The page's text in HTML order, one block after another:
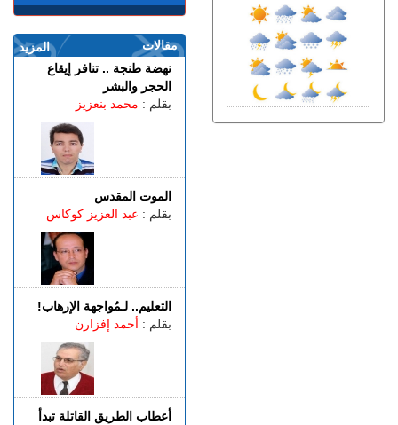
المزيد
مقالات
نهضة طنجة .. تنافر إيقاع
الحجر والبشر
بقلم : محمد بنعزيز
الموت المقدس
بقلم : عبد العزيز كوكاس
التعليم.. لـمُواجهة الإرهاب!
بقلم : أحمد إفزارن
أعطاب الطريق القاتلة تبدأ
طنجة.. العثور على جثة أربعيني
معلقة بواسطة حبل داخل غابة
بالكوارت
الجمعة 07 غشت | 17:15
وصفتها بـ"المفبركة".. حركة
"جيل زد 212" تتبرأ من